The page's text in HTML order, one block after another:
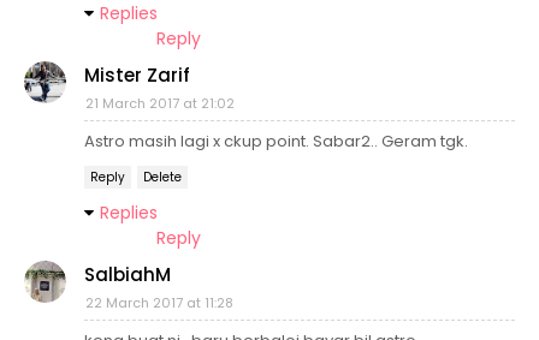
Replies
Reply
Mister Zarif
21 March 2017 at 21:02
Astro masih lagi x ckup point. Sabar2.. Geram tgk.
Reply Delete
Replies
Reply
SalbiahM
22 March 2017 at 11:28